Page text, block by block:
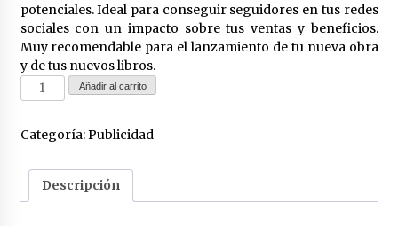
masiva
27/04/2024
Los terroristas de ETA ganan las elecciones en
Vascongadas
22/04/2024
potenciales. Ideal para conseguir seguidores en tus redes
sociales con un impacto sobre tus ventas y beneficios.
Muy recomendable para el lanzamiento de tu nueva obra
y de tus nuevos libros.
Promociona
tu
[Avanzada
Profesional]
cantidad
Añadir al carrito
Categoría:Publicidad
Descripción